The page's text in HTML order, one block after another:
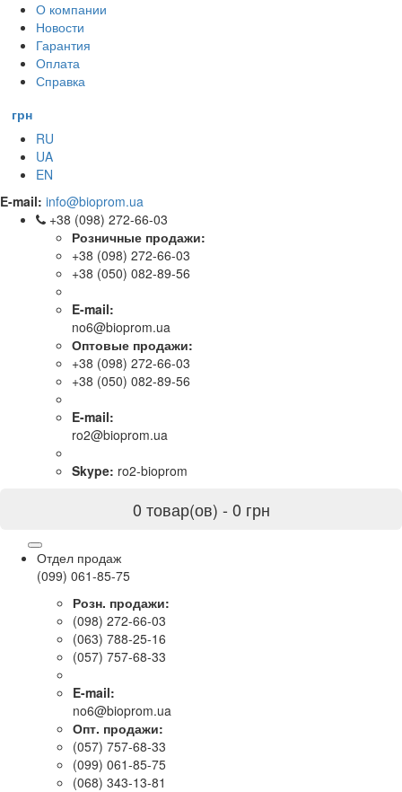
О компании
Новости
Гарантия
Оплата
Справка
грн
RU
UA
EN
E-mail: info@bioprom.ua
+38 (098) 272-66-03
Розничные продажи:
+38 (098) 272-66-03
+38 (050) 082-89-56
E-mail:
no6@bioprom.ua
Оптовые продажи:
+38 (098) 272-66-03
+38 (050) 082-89-56
E-mail:
ro2@bioprom.ua
Skype: ro2-bioprom
0 товар(ов) - 0 грн
Отдел продаж
(099) 061-85-75
Розн. продажи:
(098) 272-66-03
(063) 788-25-16
(057) 757-68-33
E-mail:
no6@bioprom.ua
Опт. продажи:
(057) 757-68-33
(099) 061-85-75
(068) 343-13-81